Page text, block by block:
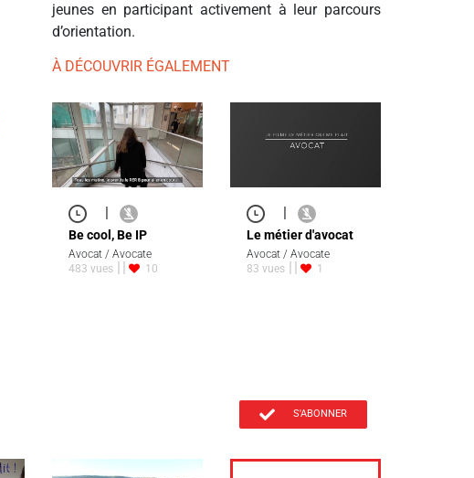
jeunes en participant activement à leur parcours
d’orientation.
À DÉCOUVRIR ÉGALEMENT
Be cool, Be IP
Avocat / Avocate
483 vues
10
Le métier d'avocat
Avocat / Avocate
83 vues
1
S'ABONNER